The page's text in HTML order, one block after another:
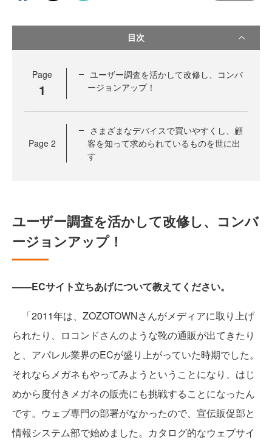
目次
Page
1
ユーザー調査を活かして改修し、コンバ
ージョンアップ！
Page 2
さまざまなデバイスで買いやすくし、顧
客を知って求められているものを世に出
す
ユーザー調査を活かして改修し、コンバ
ージョンアップ！
――ECサイト立ちあげについて教えてください。
「2011年は、ZOZOTOWNさんがメディアに取り上げ
られたり、ロコンドさんのような靴の通販が出てきたり
と、アパレル業界のECが盛り上がっていた時期でした。
それならメガネもやってみようということになり、はじ
めから度付きメガネの販売にも挑戦することになったん
です。ウェブ専門の部署がなかったので、宣伝販促部と
情報システム部で始めました。カタログ的なウェブサイ